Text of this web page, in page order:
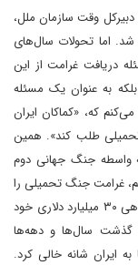
دکو ئیار، دبیرکل وقت سازمان ملل،
تخمین زده شد. اما تحولات سال‌های
دریافت غرامت از این
به عنوان یک مسئله
که، «کماکان ایران
طلب کند». همین
واسطه جنگ جهانی دوم
غرامت جنگ تحمیلی را
به ایران پرداخت کند، کما اینکه سوریه هم باید این بدهی ۳۰ میلیارد دلاری خود
گذشت سال‌ها و دهه‌ها
ایران شانه خالی کرد.